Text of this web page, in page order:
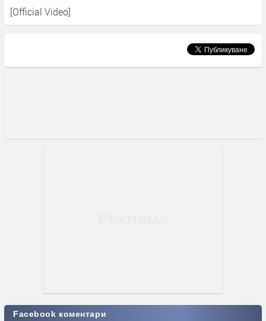
[Official Video]
Facebook коментари